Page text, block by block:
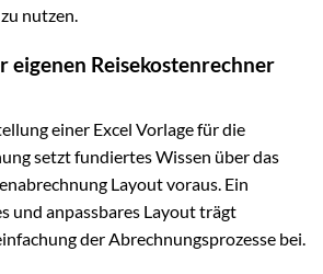
nutzen.
eigenen Reisekostenrechner
einer Excel Vorlage für die
setzt fundiertes Wissen über das
Layout voraus. Ein
und anpassbares Layout trägt
der Abrechnungsprozesse bei.